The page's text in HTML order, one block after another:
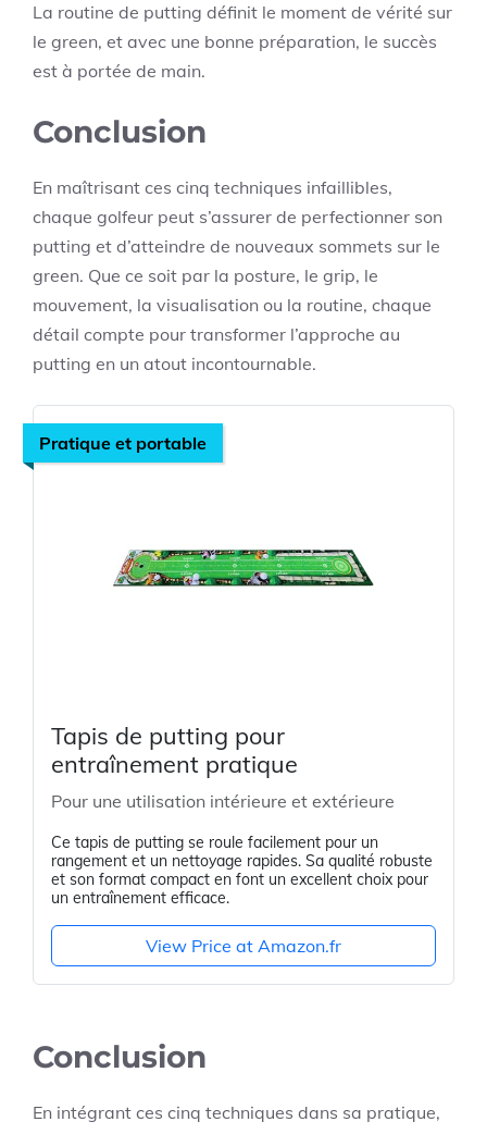
La routine de putting définit le moment de vérité sur
le green, et avec une bonne préparation, le succès
est à portée de main.
Conclusion
En maîtrisant ces cinq techniques infaillibles,
chaque golfeur peut s’assurer de perfectionner son
putting et d’atteindre de nouveaux sommets sur le
green. Que ce soit par la posture, le grip, le
mouvement, la visualisation ou la routine, chaque
détail compte pour transformer l’approche au
putting en un atout incontournable.
Pratique et portable
Tapis de putting pour
entraînement pratique
Pour une utilisation intérieure et extérieure
Ce tapis de putting se roule facilement pour un
rangement et un nettoyage rapides. Sa qualité robuste
et son format compact en font un excellent choix pour
un entraînement efficace.
View Price at Amazon.fr
Conclusion
En intégrant ces cinq techniques dans sa pratique,